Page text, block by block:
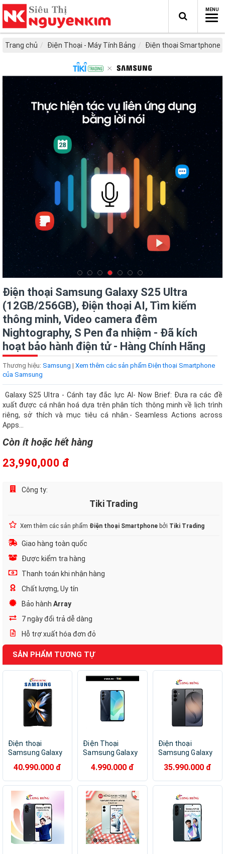
Trang chủ Điện Thoại - Máy Tính Bảng Điện thoại Smartphone
Điện thoại Samsung Galaxy S25 Ultra
(12GB/256GB), Điện thoại AI, Tìm kiếm
thông minh, Video camera đêm
Nightography, S Pen đa nhiệm - Đã kích
hoạt bảo hành điện tử - Hàng Chính Hãng
Thương hiệu: Samsung | Xem thêm các sản phẩm Điện thoại Smartphone
của Samsung
Galaxy S25 Ultra - Cánh tay đắc lực AI- Now Brief: Đưa ra các đề
xuất được cá nhân hoá dựa trên phân tích thông minh về lịch trình
riêng, sở thích và mục tiêu cá nhân.- Seamless Actions across
Apps...
Còn ít hoặc hết hàng
23,990,000 đ
Công ty:
Tiki Trading
Xem thêm các sản phẩm Điện thoại Smartphone bởi Tiki Trading
Giao hàng toàn quốc
Được kiểm tra hàng
Thanh toán khi nhận hàng
Chất lượng, Uy tín
Bảo hành Array
7 ngày đổi trả dễ dàng
Hỗ trợ xuất hóa đơn đỏ
SẢN PHẨM TƯƠNG TỰ
Điện thoại
Samsung Galaxy
(12GB/256GB) -
Hàng chính hãng
40.990.000 đ
Điện Thoại
Samsung Galaxy
(4GB/128GB) - Đã
Kích Hoạt Bảo
Hàng Chính Hãng
4.990.000 đ
Điện thoại
Samsung Galaxy
(12GB/512GB) -
Hàng chính hãng
35.990.000 đ